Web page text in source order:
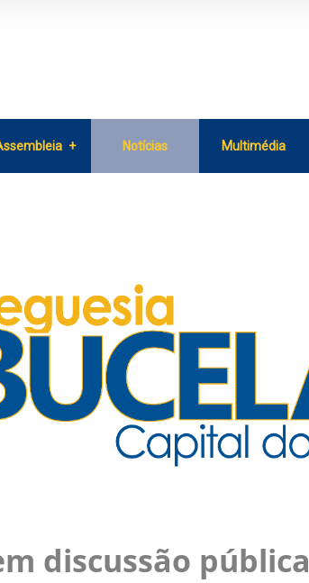
Notícias Multimédia
discussão pública